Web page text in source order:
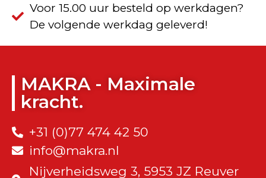
Voor 15.00 uur besteld op werkdagen?
De volgende werkdag geleverd!
MAKRA - Maximale
kracht.
+31 (0)77 474 42 50
info@makra.nl
Nijverheidsweg 3, 5953 JZ Reuver